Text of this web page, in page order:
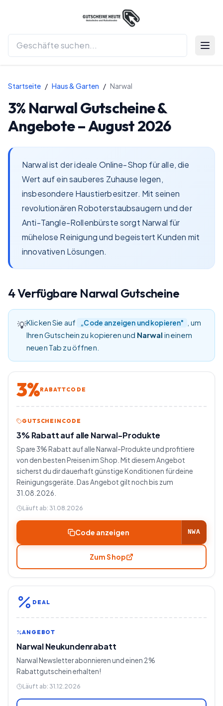
Startseite / Haus & Garten / Narwal
3% NarwalGutscheine &
Angebote –August 2026
Narwal ist der ideale Online-Shop für alle, die
Wert auf ein sauberes Zuhause legen,
insbesondere Haustierbesitzer. Mit seinen
revolutionären Roboterstaubsaugern und der
Anti-Tangle-Rollenbürste sorgt Narwal für
mühelose Reinigung und begeistert Kunden mit
innovativen Lösungen.
4Verfügbare Narwal Gutscheine
💡Klicken Sie auf „Code anzeigen und kopieren"
, um
Ihren Gutschein zu kopieren und Narwal in einem
neuen Tab zu öffnen.
3%RABATTCODE
GUTSCHEINCODE
3% Rabatt auf alle Narwal-Produkte
Spare 3% Rabatt auf alle Narwal-Produkte und profitiere
von den besten Preisen im Shop. Mit diesem Angebot
sicherst du dir dauerhaft günstige Konditionen für deine
Reinigungsgeräte. Das Angebot gilt noch bis zum
31.08.2026.
Läuft ab: 31.08.2026
Code anzeigen NWA
Zum Shop
DEAL
ANGEBOT
Narwal Neukundenrabatt
Narwal Newsletter abonnieren und einen 2%
Rabattgutschein erhalten!
Läuft ab: 31.12.2026